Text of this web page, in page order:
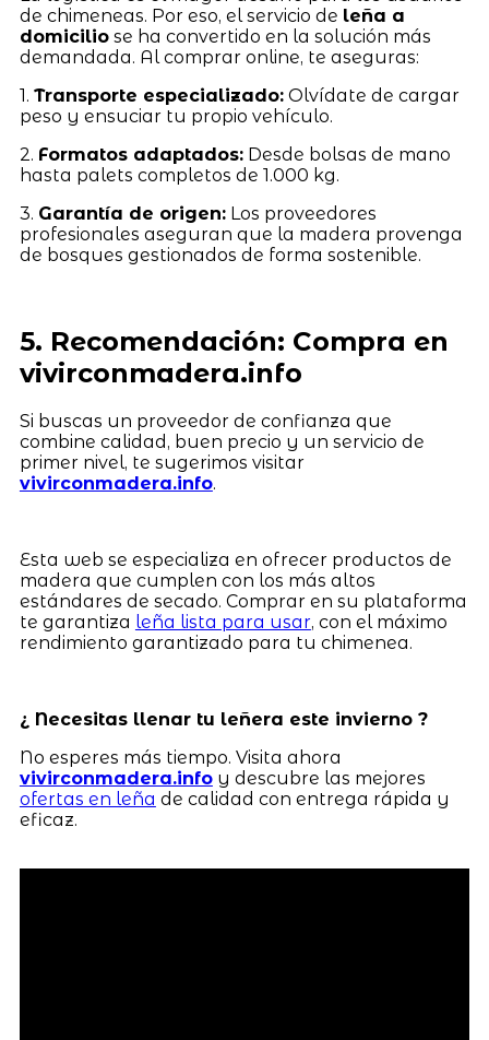
de chimeneas. Por eso, el servicio de leña a
domiciliose ha convertido en la solución más
demandada. Al comprar online, te aseguras:
1. Transporte especializado:Olvídate de cargar
peso y ensuciar tu propio vehículo.
2. Formatos adaptados:Desde bolsas de mano
hasta palets completos de 1.000 kg.
3. Garantía de origen:Los proveedores
profesionales aseguran que la madera provenga
de bosques gestionados de forma sostenible.
5. Recomendación: Compra en
vivirconmadera.info
Si buscas un proveedor de confianza que
combine calidad, buen precio y un servicio de
primer nivel, te sugerimos visitar
vivirconmadera.info.
Esta web se especializa en ofrecer productos de
madera que cumplen con los más altos
estándares de secado. Comprar en su plataforma
te garantiza leña lista para usar, con el máximo
rendimiento garantizado para tu chimenea.
¿ Necesitas llenar tu leñera este invierno ?
No esperes más tiempo. Visita ahora
vivirconmadera.infoy descubre las mejores
ofertas en leña de calidad con entrega rápida y
eficaz.